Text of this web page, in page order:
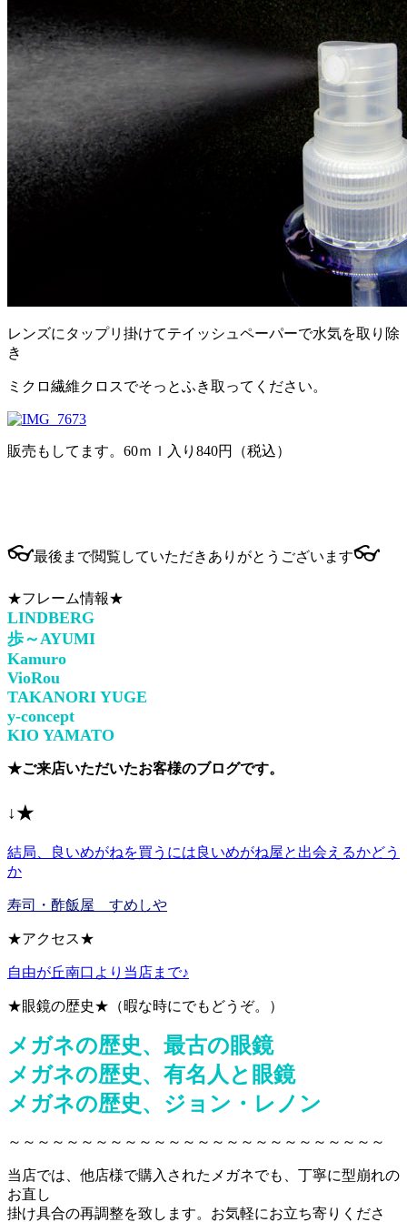
レンズにタップリ掛けてテイッシュペーパーで水気を取り除
き
ミクロ繊維クロスでそっとふき取ってください。
販売もしてます。60ｍｌ入り840円（税込）
👓最後まで閲覧していただきありがとうございます👓
★フレーム情報★
LINDBERG
歩～AYUMI
Kamuro
VioRou
TAKANORI YUGE
y-concept
KIO YAMATO
★ご来店いただいたお客様のブログです。
↓★
結局、良いめがねを買うには良いめがね屋と出会えるかどう
か
寿司・酢飯屋 すめしや
★アクセス★
自由が丘南口より当店まで♪
★眼鏡の歴史★（暇な時にでもどうぞ。）
メガネの歴史、最古の眼鏡
メガネの歴史、有名人と眼鏡
メガネの歴史、ジョン・レノン
～～～～～～～～～～～～～～～～～～～～～～～～～～
当店では、他店様で購入されたメガネでも、丁寧に型崩れの
お直し
掛け具合の再調整を致します。お気軽にお立ち寄りくださ